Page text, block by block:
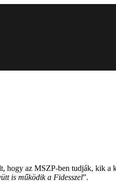
hogy az MSZP-ben tudják, kik a
is működik a Fidesszel”.